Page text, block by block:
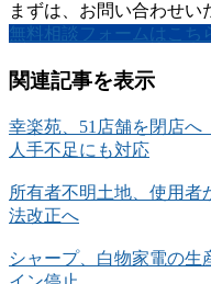
まずは、お問い合わせい
無料相談フォームはこち
関連記事を表示
幸楽苑、51店舗を閉店
人手不足にも対応
所有者不明土地、使用
法改正へ
シャープ、白物家電の